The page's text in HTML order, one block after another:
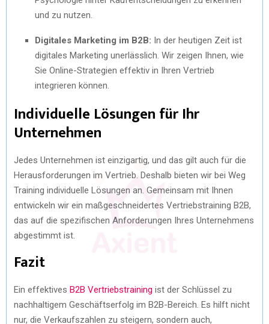
und zu nutzen.
Digitales Marketing im B2B: In der heutigen Zeit ist
digitales Marketing unerlässlich. Wir zeigen Ihnen, wie
Sie Online-Strategien effektiv in Ihren Vertrieb
integrieren können.
Individuelle Lösungen für Ihr
Unternehmen
Jedes Unternehmen ist einzigartig, und das gilt auch für die
Herausforderungen im Vertrieb. Deshalb bieten wir bei Weg
Training individuelle Lösungen an. Gemeinsam mit Ihnen
entwickeln wir ein maßgeschneidertes Vertriebstraining B2B,
das auf die spezifischen Anforderungen Ihres Unternehmens
abgestimmt ist.
Fazit
Ein effektives B2B Vertriebstraining ist der Schlüssel zu
nachhaltigem Geschäftserfolg im B2B-Bereich. Es hilft nicht
nur, die Verkaufszahlen zu steigern, sondern auch,